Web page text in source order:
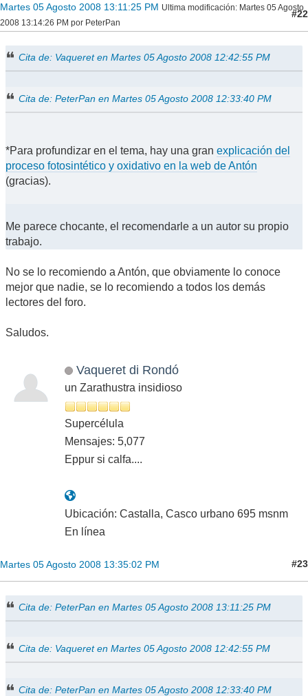
Martes 05 Agosto 2008 13:11:25 PM Ultima modificación: Martes 05 Agosto
2008 13:14:26 PM por PeterPan
#22
Cita de: Vaqueret en Martes 05 Agosto 2008 12:42:55 PM
Cita de: PeterPan en Martes 05 Agosto 2008 12:33:40 PM
*Para profundizar en el tema, hay una gran explicación del
proceso fotosintético y oxidativo en la web de Antón
(gracias).
Me parece chocante, el recomendarle a un autor su propio
trabajo.
No se lo recomiendo a Antón, que obviamente lo conoce
mejor que nadie, se lo recomiendo a todos los demás
lectores del foro.
Saludos.
Vaqueret di Rondó
un Zarathustra insidioso
Supercélula
Mensajes: 5,077
Eppur si calfa....
Ubicación: Castalla, Casco urbano 695 msnm
En línea
Martes 05 Agosto 2008 13:35:02 PM #23
Cita de: PeterPan en Martes 05 Agosto 2008 13:11:25 PM
Cita de: Vaqueret en Martes 05 Agosto 2008 12:42:55 PM
Cita de: PeterPan en Martes 05 Agosto 2008 12:33:40 PM